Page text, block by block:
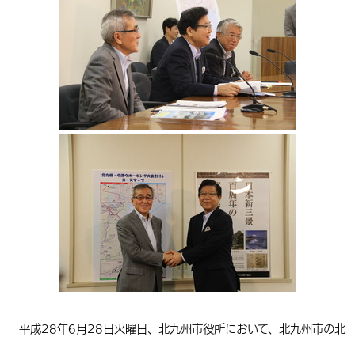
中国語（繁体字） 韓国語（한국어）
組織案内
生涯学習・スポーツ・人権
外国人の方向け情報
健康・医療
相談・支援・情報 計画・施策
スポットを探す
遊ぶ・体験する グルメ・食べる
買う・おみやげ 四季のイベント・祭り
移住・定住
中津市について 市役所の紹介
地方創生・地域活性化 広報・広聴
行政・計画
平成28年6月28日火曜日、北九州市役所において、北九州市の北